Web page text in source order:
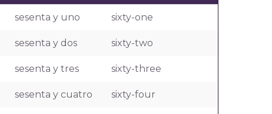
sesenta y uno sixty-one
sesenta y dos sixty-two
sesenta y tres sixty-three
sesenta y cuatro sixty-four